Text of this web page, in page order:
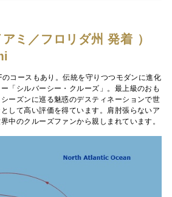
ミ／フロリダ州 発着 ）
コースもあり。伝統を守りつつモダンに進化
「シルバーシー・クルーズ」。最上級のおも
ーズンに巡る魅惑のデスティネーションで世
して高い評価を得ています。肩肘張らないア
中のクルーズファンから親しまれています。